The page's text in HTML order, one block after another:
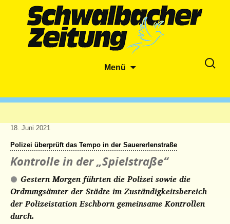
Menü
Suche
18. Juni 2021
Polizei überprüft das Tempo in der Sauererlenstraße
Kontrolle in der „Spielstraße“
Gestern Morgen führten die Polizei sowie die
Ordnungsämter der Städte im Zuständigkeitsbereich
der Polizeistation Eschborn gemeinsame Kontrollen
durch.